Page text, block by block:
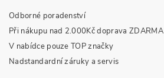
Odborné poradenství
Při nákupu nad 2.000Kč doprava ZDARMA
V nabídce pouze TOP značky
Nadstandardní záruky a servis